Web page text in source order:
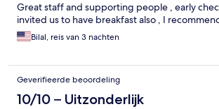
Great staff and supporting people , early
invited us to have breakfast also , I
Bilal, reis van 3 nachten
Geverifieerde beoordeling
10/10 – Uitzonderlijk